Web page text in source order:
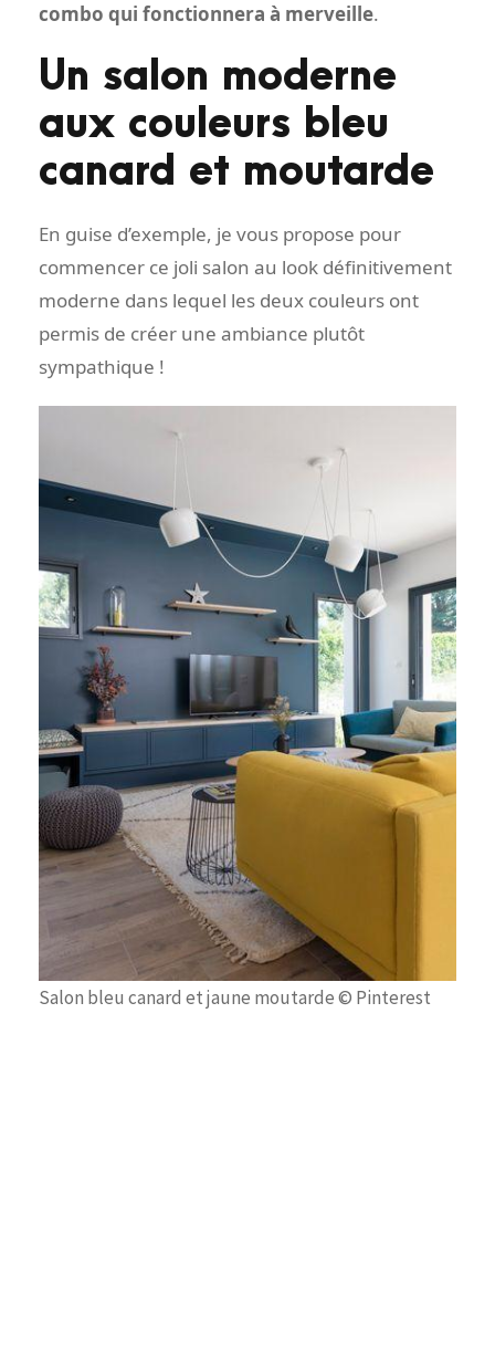
combo qui fonctionnera à merveille.
Un salon moderne
aux couleurs bleu
canard et moutarde
En guise d’exemple, je vous propose pour
commencer ce joli salon au look définitivement
moderne dans lequel les deux couleurs ont
permis de créer une ambiance plutôt
sympathique !
Salon bleu canard et jaune moutarde © Pinterest